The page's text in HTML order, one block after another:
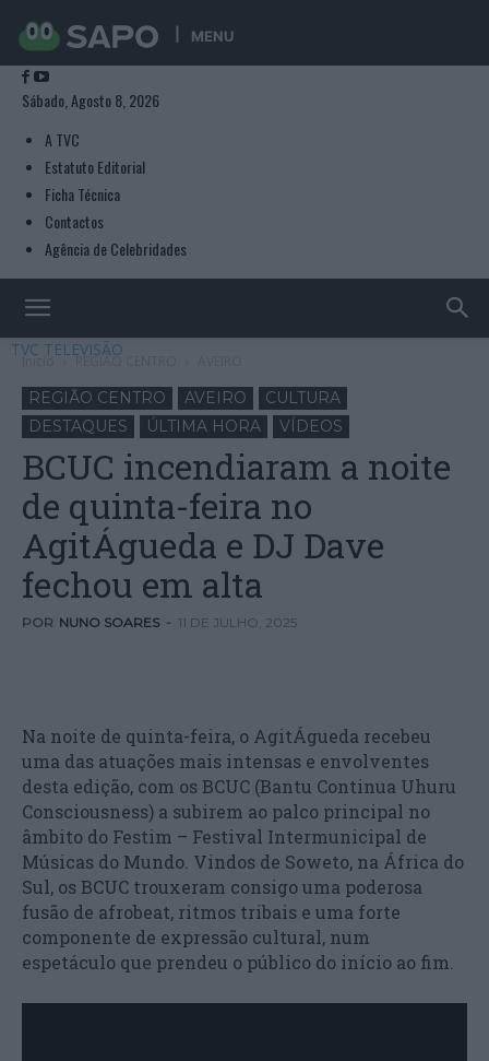
MENU
Sábado, Agosto 8, 2026
A TVC
Estatuto Editorial
Ficha Técnica
Contactos
Agência de Celebridades
TVC TELEVISÃO
Início REGIÃO CENTRO
REGIÃO CENTRO AVEIRO
CULTURA
DESTAQUES
ÚLTIMA HORA VÍDEOS
BCUC incendiaram a noite
de quinta-feira no
AgitÁgueda e DJ Dave
fechou em alta
POR NUNO SOARES - 11 DE JULHO, 2025
Na noite de quinta-feira, o AgitÁgueda recebeu
uma das atuações mais intensas e envolventes
desta edição, com os BCUC (Bantu Continua Uhuru
Consciousness) a subirem ao palco principal no
âmbito do Festim – Festival Intermunicipal de
Músicas do Mundo. Vindos de Soweto, na África do
Sul, os BCUC trouxeram consigo uma poderosa
fusão de afrobeat, ritmos tribais e uma forte
componente de expressão cultural, num
espetáculo que prendeu o público do início ao fim.